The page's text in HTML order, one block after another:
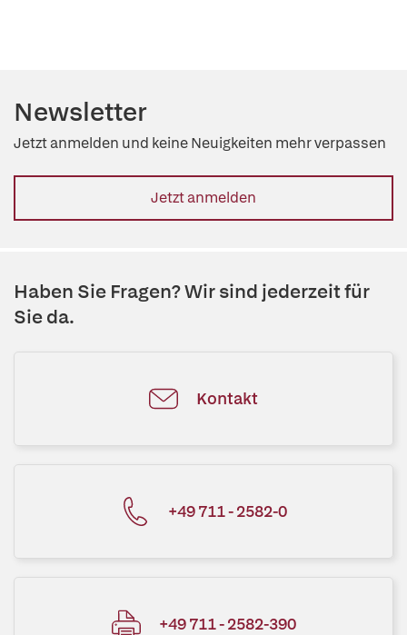
Newsletter
Jetzt anmelden und keine Neuigkeiten mehr verpassen
Jetzt anmelden
Haben Sie Fragen? Wir sind jederzeit für
Sie da.
Kontakt
+49 711 - 2582-0
+49 711 - 2582-390